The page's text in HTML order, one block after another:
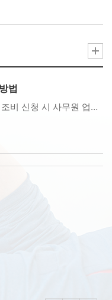
법
경조비 신청방법* 경조비 신청 시 사무원 업무메일로 아래의 내용을 보내주시기 바랍니다.- 성명/면허번호/연락처/입금받을 계좌번호- 청첩장 사진 1장, 결혼 사진 1장을 첨부파일로 첨부- 행사일 1달 전후내로 신청 시 경조비 지급* 사무원 업무메일 : P900@kpta.co.kr* 경조비에 관한 자세한 내용은 아래의 경남도회 시행세칙을 참조해주시기 바랍니다.경조비 관련 시행세칙제 20조 (경조대상) 지부의 경조대상은 지부의 임직원, 정회원(3년 이상) 및 유관단체 등으로 하고 다음과 같이 정한다.지부의 경조 대상은 지부의 임직원 및 정회원과 유관기관 및 단체의 총회, 학술대회 등의 성격에 따라 화분 및 화환으로 하거나 축의금이나 조의금 또는 기념품 대금으로 대신할 수 있다.제 21조 (경조범위) 지부의 경조대상은 지부의 정회원으로 하며 수혜범위는 본인과 직계가족(부모, 배우자, 자녀)을 원칙으로 하고, 그 밖에 경조범위는 이사회 의결이나 특별한 경우에는 예외로 할 수 있다.제 22조(경조의 구분) 경조비의 산정기준은 [별표 5] 에 근거하여 산정한다.[별표 5] 경조비 산정기준 구분 임직원, 회원 본인 부모, 자녀, 배우자 유관기관 및 단체행사 결혼 100,000 해당사항 없음 100,000 내외 사망 100,000 100,000 비고 1. 지부의 경조비 산정기준 이외의 경우 개인적 부담을 원칙으로 한다.2. 경조비 지급신청은 발생일로부터 30일 이내로 한다.3.. 횟수에 제한을 두지 않는다.